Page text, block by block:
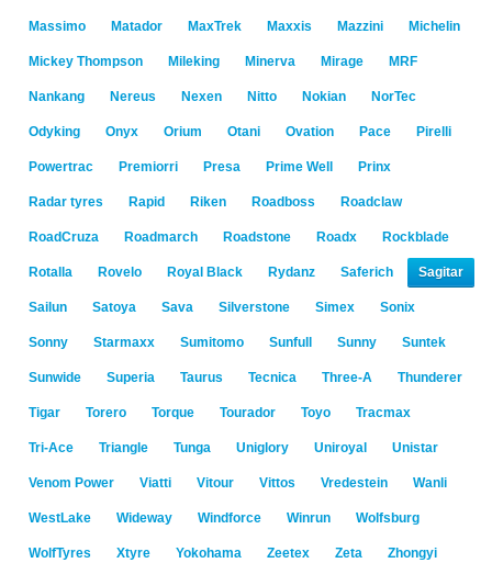
Massimo Matador MaxTrek Maxxis Mazzini Michelin
Mickey Thompson Mileking Minerva Mirage MRF
Nankang Nereus Nexen Nitto Nokian NorTec
Odyking Onyx Orium Otani Ovation Pace Pirelli
Powertrac Premiorri Presa Prime Well Prinx
Radar tyres Rapid Riken Roadboss Roadclaw
RoadCruza Roadmarch Roadstone Roadx Rockblade
Rotalla Rovelo Royal Black Rydanz Saferich Sagitar
Sailun Satoya Sava Silverstone Simex Sonix
Sonny Starmaxx Sumitomo Sunfull Sunny Suntek
Sunwide Superia Taurus Tecnica Three-A Thunderer
Tigar Torero Torque Tourador Toyo Tracmax
Tri-Ace Triangle Tunga Uniglory Uniroyal Unistar
Venom Power Viatti Vitour Vittos Vredestein Wanli
WestLake Wideway Windforce Winrun Wolfsburg
WolfTyres Xtyre Yokohama Zeetex Zeta Zhongyi